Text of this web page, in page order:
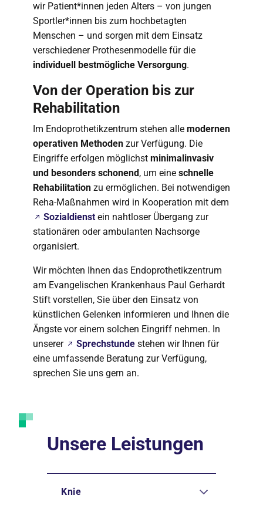
wir Patient*innen jeden Alters – von jungen
Sportler*innen bis zum hochbetagten
Menschen – und sorgen mit dem Einsatz
verschiedener Prothesenmodelle für die
individuell bestmögliche Versorgung.
Von der Operation bis zur
Rehabilitation
Im Endoprothetikzentrum stehen alle modernen
operativen Methoden zur Verfügung. Die
Eingriffe erfolgen möglichst minimalinvasiv
und besonders schonend, um eine schnelle
Rehabilitation zu ermöglichen. Bei notwendigen
Reha-Maßnahmen wird in Kooperation mit dem
Sozialdienst ein nahtloser Übergang zur
stationären oder ambulanten Nachsorge
organisiert.
Wir möchten Ihnen das Endoprothetikzentrum
am Evangelischen Krankenhaus Paul Gerhardt
Stift vorstellen, Sie über den Einsatz von
künstlichen Gelenken informieren und Ihnen die
Ängste vor einem solchen Eingriff nehmen. In
unserer
Sprechstunde stehen wir Ihnen für
eine umfassende Beratung zur Verfügung,
sprechen Sie uns gern an.
Unsere Leistungen
Knie